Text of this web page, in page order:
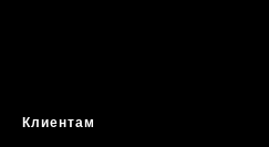
Клиентам